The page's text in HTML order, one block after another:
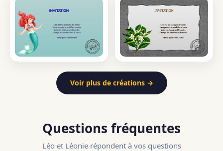
Voir plus de créations →
Questions fréquentes
Léo et Léonie répondent à vos questions